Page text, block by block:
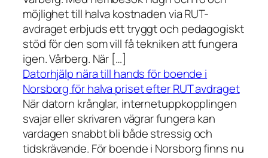
möjlighet till halva kostnaden via RUT-
avdraget erbjuds ett tryggt och pedagogiskt
stöd för den som vill få tekniken att fungera
igen. Vårberg. När […]
Datorhjälp nära till hands för boende i
Norsborg för halva priset efter RUT avdraget
När datorn krånglar, internetuppkopplingen
svajar eller skrivaren vägrar fungera kan
vardagen snabbt bli både stressig och
tidskrävande. För boende i Norsborg finns nu